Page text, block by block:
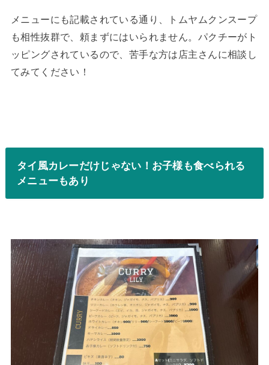
メニューにも記載されている通り、トムヤムクンスープ
も相性抜群で、頼まずにはいられません。パクチーがト
ッピングされているので、苦手な方は店主さんに相談し
てみてください！
タイ風カレーだけじゃない！お子様も食べられる
メニューもあり